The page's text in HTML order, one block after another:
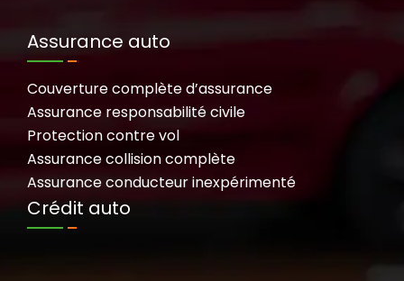
Assurance auto
Couverture complète d’assurance
Assurance responsabilité civile
Protection contre vol
Assurance collision complète
Assurance conducteur inexpérimenté
Crédit auto